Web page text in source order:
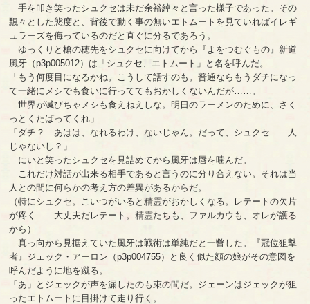
手を叩き笑ったシュクセは未だ余裕綽々と言った様子であった。その
飄々とした態度と、背後で動く事の無いエトムートを見ていればイレギ
ュラーズを侮っているのだと直ぐに分るであろう。
ゆっくりと槍の穂先をシュクセに向けてから『よをつむぐもの』新道
風牙（p3p005012）は「シュクセ、エトムート」と名を呼んだ。
「もう何度目になるかね。こうして話すのも。普通ならもうダチになっ
て一緒にメシでも食いに行っててもおかしくないんだが……。
世界が滅びちゃメシも食えねえしな。明日のラーメンのために、さく
っとくたばってくれ」
「ダチ？ あはは、なれるわけ、ないじゃん。だって、シュクセ……人
じゃないし？」
にいと笑ったシュクセを見詰めてから風牙は唇を噛んだ。
これだけ対話が出来る相手であると言うのに分り合えない。それは当
人との間に何らかの考え方の差異があるからだ。
（特にシュクセ。こいつがいると精霊がおかしくなる。レテートの欠片
が疼く……大丈夫だレテート。精霊たちも、ファルカウも、オレが護る
から）
真っ向から見据えていた風牙は戦術は単純だと一瞥した。『冠位狙撃
者』ジェック・アーロン（p3p004755）と良く似た顔の娘がその意図を
呼んだように地を蹴る。
「あ」とジェックが声を漏したのも束の間だ。ジェーンはジェックが狙
ったエトムートに目掛けて走り行く。